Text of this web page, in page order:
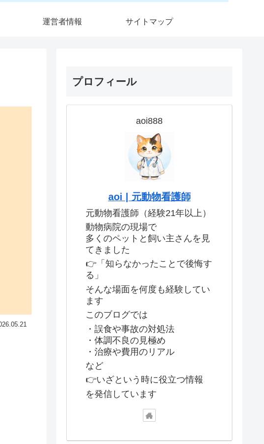
運営者情報 サイトマップ
プロフィール
aoi888
aoi | 元動物看護師
元動物看護師（経験21年以上）
動物病院の現場で
多くのペットと飼い主さんを見
てきました
👉「知らなかったことで後悔す
る」
そんな場面を何度も経験してい
ます
このブログでは
・誤食や事故の対処法
・体調不良の見極め
・治療や費用のリアル
など
👉いざという時に役立つ情報
を発信しています